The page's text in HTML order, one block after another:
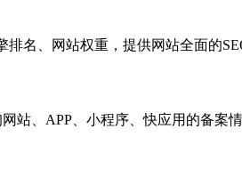
名、网站权重，提供网站全面的
站、APP、小程序、快应用的备案